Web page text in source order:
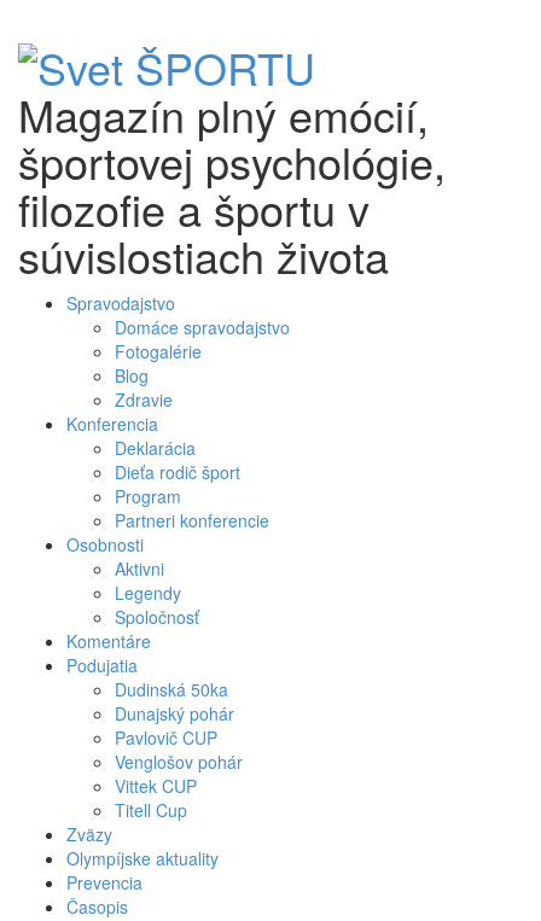
Magazín plný emócií,
športovej psychológie,
filozofie a športu v
súvislostiach života
to
content
Spravodajstvo
Domáce spravodajstvo
Fotogalérie
Blog
Zdravie
Konferencia
Deklarácia
Dieťa rodič šport
Program
Partneri konferencie
Osobnosti
Aktivni
Legendy
Spoločnosť
Komentáre
Podujatia
Dudinská 50ka
Dunajský pohár
Pavlovič CUP
Venglošov pohár
Vittek CUP
Titell Cup
Zväzy
Olympíjske aktuality
Prevencia
Časopis